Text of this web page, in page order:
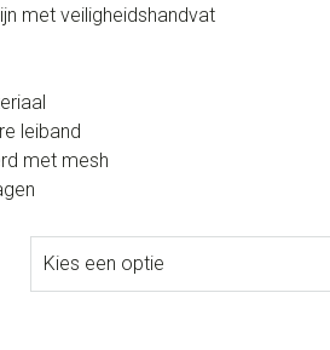
met veiligheidshandvat
leiband
met mesh